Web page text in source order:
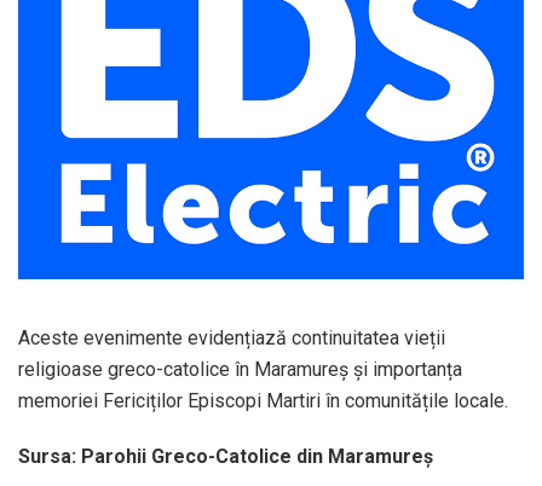
Aceste evenimente evidențiază continuitatea vieții
religioase greco-catolice în Maramureș și importanța
memoriei Fericiților Episcopi Martiri în comunitățile locale.
Sursa: Parohii Greco-Catolice din Maramureș